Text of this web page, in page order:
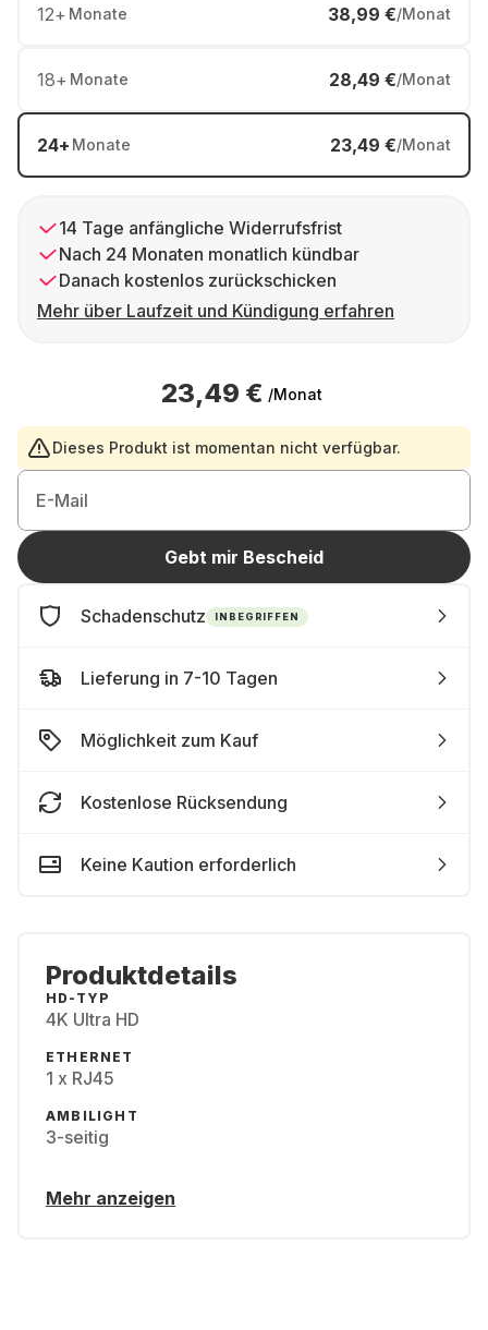
12+ Monate 38,99 €/Monat
18+ Monate 28,49 €/Monat
24+ Monate 23,49 €/Monat
14 Tage anfängliche Widerrufsfrist
Nach 24 Monaten monatlich kündbar
Danach kostenlos zurückschicken
Mehr über Laufzeit und Kündigung erfahren
23,49 € /Monat
Dieses Produkt ist momentan nicht verfügbar.
E-Mail
Gebt mir Bescheid
Schadenschutz INBEGRIFFEN
Lieferung in 7-10 Tagen
Möglichkeit zum Kauf
Kostenlose Rücksendung
Keine Kaution erforderlich
Produktdetails
HD-TYP
4K Ultra HD
ETHERNET
1 x RJ45
AMBILIGHT
3-seitig
Mehr anzeigen